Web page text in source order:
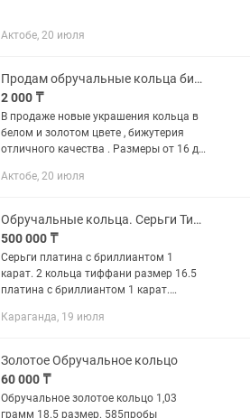
Актобе, 20 июля
Продам обручальные кольца бижутерию
2 000 ₸
В продаже новые украшения кольца в
белом и золотом цвете , бижутерия
отличного качества . Размеры от 16 до
Актобе, 20 июля
Обручальные кольца. Серьги Тиффани
500 000 ₸
Серьги платина с бриллиантом 1
карат. 2 кольца тиффани размер 16.5
платина с бриллиантом 1 карат.
Все вопросы по телефону. Все идёт с
Караганда, 19 июля
Золотое Обручальное кольцо
60 000 ₸
Обручальное золотое кольцо 1,03
грамм 18.5 размер. 585пробы